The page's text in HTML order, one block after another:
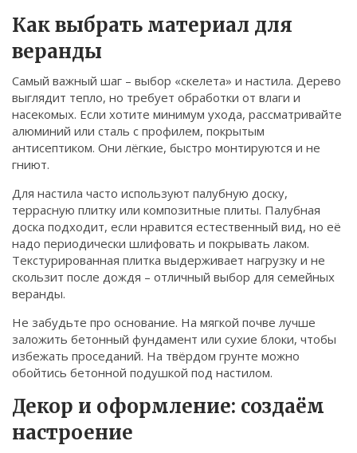
Как выбрать материал для
веранды
Самый важный шаг – выбор «скелета» и настила. Дерево
выглядит тепло, но требует обработки от влаги и
насекомых. Если хотите минимум ухода, рассматривайте
алюминий или сталь с профилем, покрытым
антисептиком. Они лёгкие, быстро монтируются и не
гниют.
Для настила часто используют палубную доску,
террасную плитку или композитные плиты. Палубная
доска подходит, если нравится естественный вид, но её
надо периодически шлифовать и покрывать лаком.
Текстурированная плитка выдерживает нагрузку и не
скользит после дождя – отличный выбор для семейных
веранды.
Не забудьте про основание. На мягкой почве лучше
заложить бетонный фундамент или сухие блоки, чтобы
избежать проседаний. На твёрдом грунте можно
обойтись бетонной подушкой под настилом.
Декор и оформление: создаём
настроение